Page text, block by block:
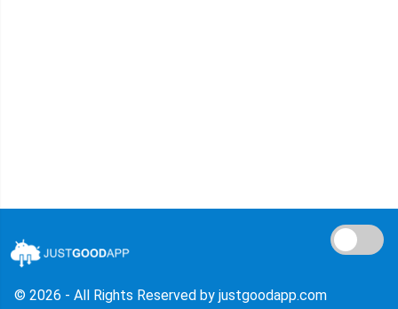
© 2026 - All Rights Reserved by justgoodapp.com